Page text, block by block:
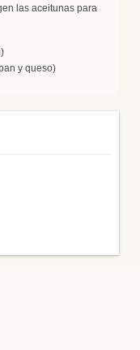
las aceitunas para
y queso)